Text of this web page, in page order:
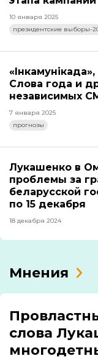
10 января 2025
президентские выборы-
Слова года и
независимых
7 января 2025
прогнозы
Лукашенко в
проблемы за
беларусской
по 15 декабря
18 декабря 2024
Мнения
слова